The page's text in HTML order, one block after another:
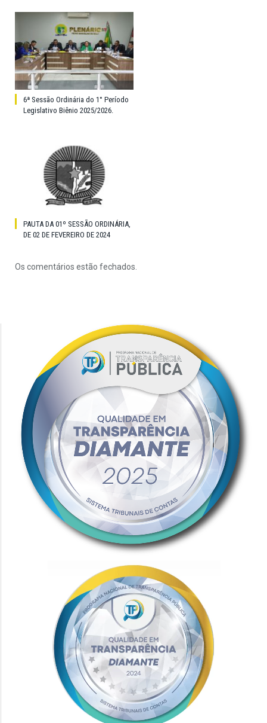
6ª Sessão Ordinária do 1° Período
Legislativo Biênio 2025/2026.
PAUTA DA 01º SESSÃO ORDINÁRIA,
DE 02 DE FEVEREIRO DE 2024
Os comentários estão fechados.